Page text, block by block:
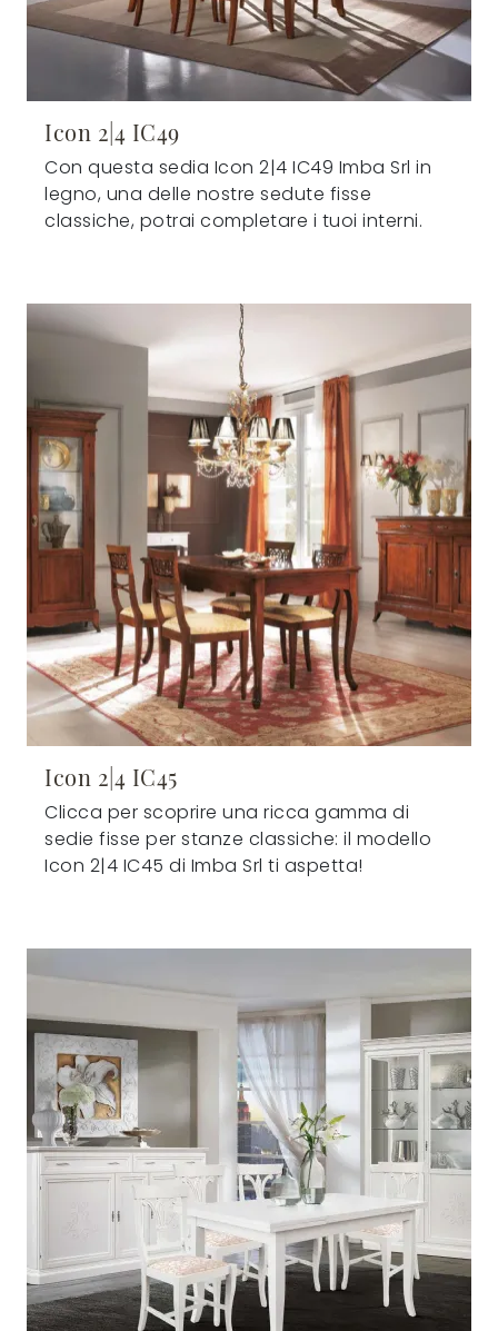
Icon 2|4 IC49
Con questa sedia Icon 2|4 IC49 Imba Srl in
legno, una delle nostre sedute fisse
classiche, potrai completare i tuoi interni.
Icon 2|4 IC45
Clicca per scoprire una ricca gamma di
sedie fisse per stanze classiche: il modello
Icon 2|4 IC45 di Imba Srl ti aspetta!